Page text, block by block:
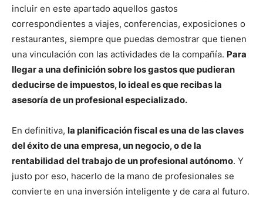
incluir en este apartado aquellos gastos
correspondientes a viajes, conferencias, exposiciones o
restaurantes, siempre que puedas demostrar que tienen
una vinculación con las actividades de la compañía. Para
llegar a una definición sobre los gastos que pudieran
deducirse de impuestos, lo ideal es que recibas la
asesoría de un profesional especializado.
En definitiva, la planificación fiscal es una de las claves
del éxito de una empresa, un negocio, o de la
rentabilidad del trabajo de un profesionalautónomo. Y
justo por eso, hacerlo de la mano de profesionales se
convierte en una inversión inteligente y de cara al futuro.